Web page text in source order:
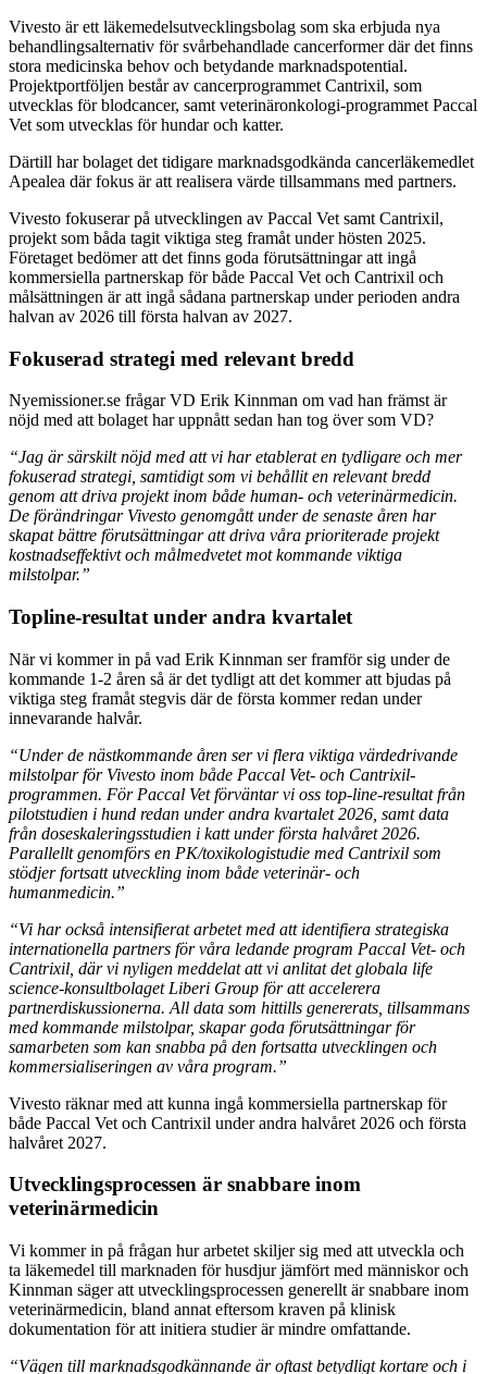
Vivesto är ett läkemedelsutvecklingsbolag som ska erbjuda nya
behandlingsalternativ för svårbehandlade cancerformer där det finns
stora medicinska behov och betydande marknadspotential.
Projektportföljen består av cancerprogrammet Cantrixil, som
utvecklas för blodcancer, samt veterinäronkologi-programmet Paccal
Vet som utvecklas för hundar och katter.
Därtill har bolaget det tidigare marknadsgodkända cancerläkemedlet
Apealea där fokus är att realisera värde tillsammans med partners.
Vivesto fokuserar på utvecklingen av Paccal Vet samt Cantrixil,
projekt som båda tagit viktiga steg framåt under hösten 2025.
Företaget bedömer att det finns goda förutsättningar att ingå
kommersiella partnerskap för både Paccal Vet och Cantrixil och
målsättningen är att ingå sådana partnerskap under perioden andra
halvan av 2026 till första halvan av 2027.
Fokuserad strategi med relevant bredd
Nyemissioner.se frågar VD Erik Kinnman om vad han främst är
nöjd med att bolaget har uppnått sedan han tog över som VD?
“Jag är särskilt nöjd med att vi har etablerat en tydligare och mer
fokuserad strategi, samtidigt som vi behållit en relevant bredd
genom att driva projekt inom både human- och veterinärmedicin.
De förändringar Vivesto genomgått under de senaste åren har
skapat bättre förutsättningar att driva våra prioriterade projekt
kostnadseffektivt och målmedvetet mot kommande viktiga
milstolpar.”
Topline-resultat under andra kvartalet
När vi kommer in på vad Erik Kinnman ser framför sig under de
kommande 1-2 åren så är det tydligt att det kommer att bjudas på
viktiga steg framåt stegvis där de första kommer redan under
innevarande halvår.
“Under de nästkommande åren ser vi flera viktiga värdedrivande
milstolpar för Vivesto inom både Paccal Vet- och Cantrixil-
programmen. För Paccal Vet förväntar vi oss top-line-resultat från
pilotstudien i hund redan under andra kvartalet 2026, samt data
från doseskaleringsstudien i katt under första halvåret 2026.
Parallellt genomförs en PK/toxikologistudie med Cantrixil som
stödjer fortsatt utveckling inom både veterinär- och
humanmedicin.”
“Vi har också intensifierat arbetet med att identifiera strategiska
internationella partners för våra ledande program Paccal Vet- och
Cantrixil, där vi nyligen meddelat att vi anlitat det globala life
science-konsultbolaget Liberi Group för att accelerera
partnerdiskussionerna. All data som hittills genererats, tillsammans
med kommande milstolpar, skapar goda förutsättningar för
samarbeten som kan snabba på den fortsatta utvecklingen och
kommersialiseringen av våra program.”
Vivesto räknar med att kunna ingå kommersiella partnerskap för
både Paccal Vet och Cantrixil under andra halvåret 2026 och första
halvåret 2027.
Utvecklingsprocessen är snabbare inom
veterinärmedicin
Vi kommer in på frågan hur arbetet skiljer sig med att utveckla och
ta läkemedel till marknaden för husdjur jämfört med människor och
Kinnman säger att utvecklingsprocessen generellt är snabbare inom
veterinärmedicin, bland annat eftersom kraven på klinisk
dokumentation för att initiera studier är mindre omfattande.
“Vägen till marknadsgodkännande är oftast betydligt kortare och i